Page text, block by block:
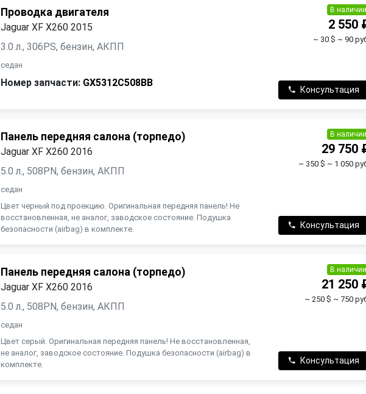
Проводка двигателя
Jaguar XF X260 2015
3.0 л., 306PS, бензин, АКПП
седан
Номер запчасти: GX5312C508BB
В наличии
2 550
~ 30 $ ~ 90
Консультация
Панель передняя салона (торпедо)
Jaguar XF X260 2016
5.0 л., 508PN, бензин, АКПП
седан
Цвет черный под проекцию. Оригинальная передняя панель! Не
восстановленная, не аналог, заводское состояние. Подушка
безопасности (airbag) в комплекте.
В наличии
29 750
~ 350 $ ~ 1 050
Консультация
Панель передняя салона (торпедо)
Jaguar XF X260 2016
5.0 л., 508PN, бензин, АКПП
седан
Цвет серый. Оригинальная передняя панель! Не восстановленная,
не аналог, заводское состояние. Подушка безопасности (airbag) в
комплекте.
В наличии
21 250
~ 250 $ ~ 750
Консультация